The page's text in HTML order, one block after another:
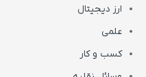
ارز دیجیتال
علمی
کسب و کار